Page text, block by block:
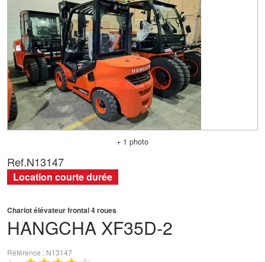
+ 1 photo
HANGCHA XF35D-2
Chariot élévateur frontal 4 roues
Référence
N13147
Ref.N13147
Location courte durée